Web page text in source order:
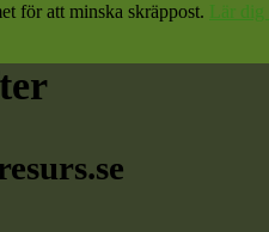
för att minska skräppost. Lär dig